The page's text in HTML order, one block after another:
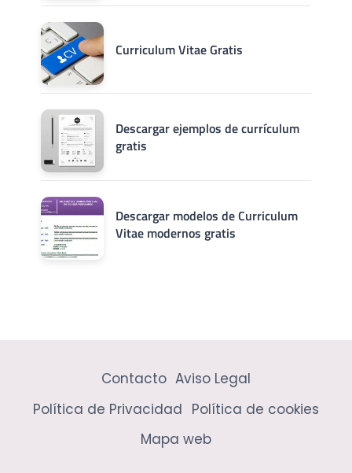
Curriculum Vitae Gratis
Descargar ejemplos de currículum
gratis
Descargar modelos de Curriculum
Vitae modernos gratis
Contacto Aviso Legal
Política de Privacidad Política de cookies
Mapa web